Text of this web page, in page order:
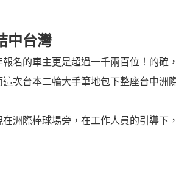
中台灣
名的車主更是超過一千兩百位！的確
次台本二輪大手筆地包下整座台中洲
洲際棒球場旁，在工作人員的引導下